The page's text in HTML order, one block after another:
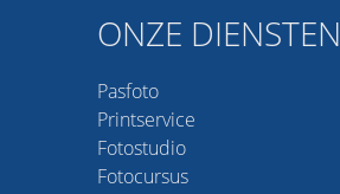
ONZE DIENSTEN
Pasfoto
Printservice
Fotostudio
Fotocursus